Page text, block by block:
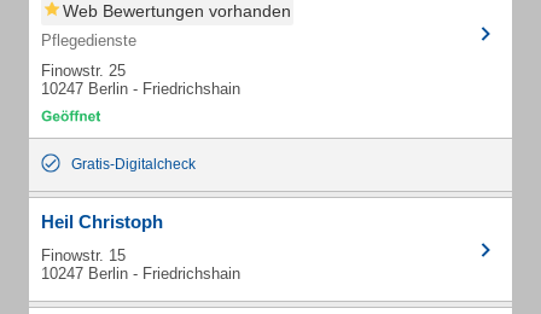
Web Bewertungen vorhanden
Pflegedienste
Finowstr. 25
10247 Berlin - Friedrichshain
Gratis-Digitalcheck
Heil Christoph
Finowstr. 15
10247 Berlin - Friedrichshain